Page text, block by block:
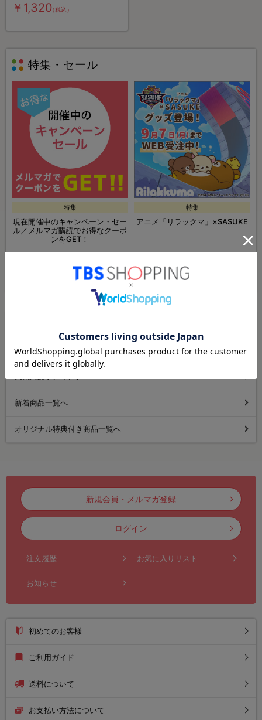
￥1,320（税込）
特集・セール
特集
現在開催中のキャンペーン・セー
ル／メルマガ購読でお得なクーポ
ンをGET！
特集
アニメ「リラックマ」×SASUKE
特集・セール一覧ページへ
ドラマ・番組グッズ＆DVDページへ
ドラマ・番組一覧へ
新着商品一覧へ
オリジナル特典付き商品一覧へ
新規会員・メルマガ登録
ログイン
注文履歴 お気に入りリスト
お知らせ
初めてのお客様
ご利用ガイド
送料について
お支払い方法について